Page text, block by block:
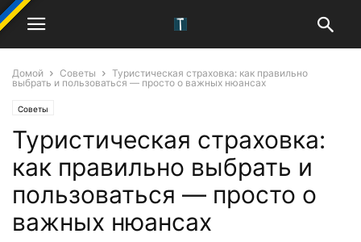
Домой Советы
Туристическая страховка: как правильно
выбрать и пользоваться — просто о важных нюансах
Советы
Туристическая страховка:
как правильно выбрать и
пользоваться — просто о
важных нюансах